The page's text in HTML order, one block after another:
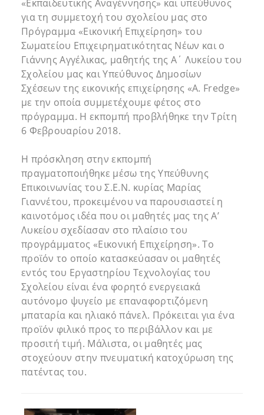
«Εκπαιδευτικής Αναγέννησης» και υπεύθυνος
για τη συμμετοχή του σχολείου μας στο
Πρόγραμμα «Εικονική Επιχείρηση» του
Σωματείου Επιχειρηματικότητας Νέων και ο
Γιάννης Αγγέλικας, μαθητής της Α΄ Λυκείου του
Σχολείου μας και Υπεύθυνος Δημοσίων
Σχέσεων της εικονικής επιχείρησης «A. Fredge»
με την οποία συμμετέχουμε φέτος στο
πρόγραμμα. Η εκπομπή προβλήθηκε την Τρίτη
6 Φεβρουαρίου 2018.
Η πρόσκληση στην εκπομπή
πραγματοποιήθηκε μέσω της Υπεύθυνης
Επικοινωνίας του Σ.Ε.Ν. κυρίας Μαρίας
Γιαννέτου, προκειμένου να παρουσιαστεί η
καινοτόμος ιδέα που οι μαθητές μας της Α’
Λυκείου σχεδίασαν στο πλαίσιο του
προγράμματος «Εικονική Επιχείρηση». Το
προϊόν το οποίο κατασκεύασαν οι μαθητές
εντός του Εργαστηρίου Τεχνολογίας του
Σχολείου είναι ένα φορητό ενεργειακά
αυτόνομο ψυγείο με επαναφορτιζόμενη
μπαταρία και ηλιακό πάνελ. Πρόκειται για ένα
προϊόν φιλικό προς το περιβάλλον και με
προσιτή τιμή. Μάλιστα, οι μαθητές μας
στοχεύουν στην πνευματική κατοχύρωση της
πατέντας του.